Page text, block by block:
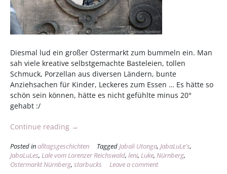
Diesmal lud ein großer Ostermarkt zum bummeln ein. Man
sah viele kreative selbstgemachte Basteleien, tollen
Schmuck, Porzellan aus diversen Ländern, bunte
Anziehsachen für Kinder, Leckeres zum Essen … Es hätte so
schön sein können, hätte es nicht gefühlte minus 20°
gehabt :/
Continue reading „Dritte
Nürnberg
Stadt,
bitterkalt
→
Posted inalltagsgeschichten TaggedJabali Utonga, JabaLuLe's,
JabaLuLes, Lale vom Lorenzer Reichswald, leni, Luke, Nürnberg,
Ostermarkt Nürnberg, starbucks Leave a comment